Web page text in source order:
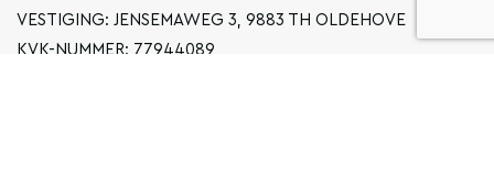
VESTIGING: JENSEMAWEG 3, 9883 TH OLDEHOVE
KVK-NUMMER: 77944089